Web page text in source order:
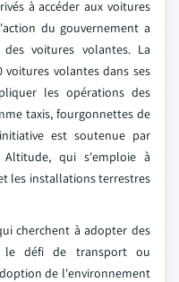
à accéder aux voitures
du gouvernement a
voitures volantes. La
volantes dans ses
les opérations des
taxis, fourgonnettes de
est soutenue par
Altitude, qui s'emploie à
les installations terrestres
cherchent à adopter des
le défi de transport ou
de l'environnement